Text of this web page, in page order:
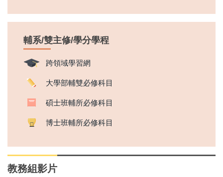
輔系/雙主修/學分學程
跨領域學習網
大學部輔雙必修科目
碩士班輔所必修科目
博士班輔所必修科目
教務組影片